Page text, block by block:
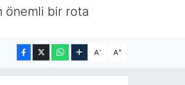
önemli bir rota
A- A+